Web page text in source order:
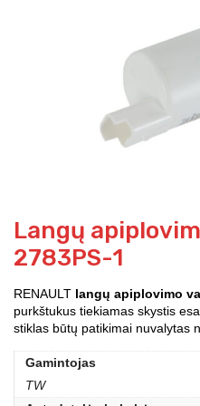
Langų
2783PS-1
RENAULT langų apiplovimo
purkštukus tiekiamas skystis
stiklas būtų patikimai nuvalytas
Gamintojas
TW